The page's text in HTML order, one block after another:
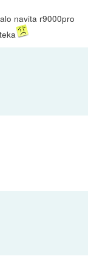
navita r9000pro